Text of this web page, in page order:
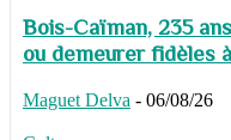
Bois-Caïman, 235
ou demeurer fidèles
Maguet Delva - 06/08/26